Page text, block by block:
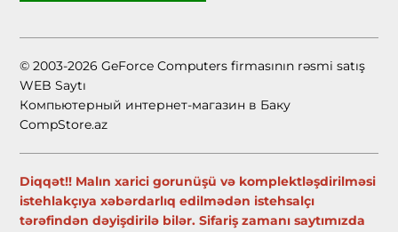
© 2003-2026 GeForce Computers firmasının rəsmi satış
WEB Saytı
Компьютерный интернет-магазин в Баку
CompStore.az
Diqqət!! Malın xarici gorunüşü və komplektləşdirilməsi
istehlakçıya xəbərdarlıq edilmədən istehsalçı
tərəfindən dəyişdirilə bilər. Sifariş zamanı saytımızda